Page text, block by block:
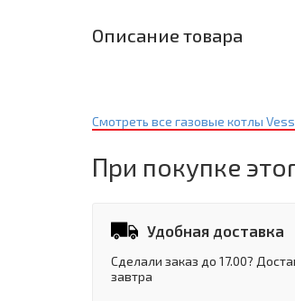
Описание товара
Смотреть все газовые котлы
При покупке
Удобная доставка
Сделали заказ до 17.00?
завтра